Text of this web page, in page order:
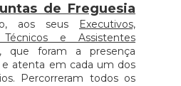
de Freguesia
aos seus
Executivos,
Técnicos e Assistentes
, que foram a presença
atenta em cada um dos
Percorreram todos os